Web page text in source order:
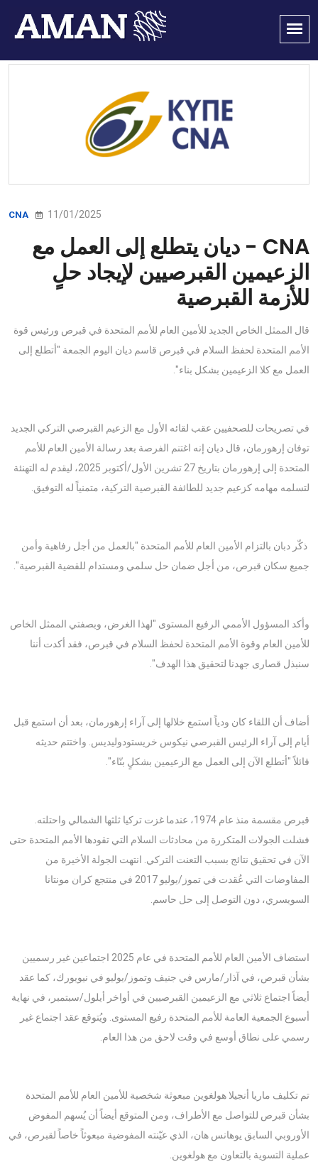
CNA 11/01/2025
CNA - ديان يتطلع إلى العمل مع
الزعيمين القبرصيين لإيجاد حلٍ
للأزمة القبرصية
قال الممثل الخاص الجديد للأمين العام للأمم المتحدة في قبرص ورئيس قوة
الأمم المتحدة لحفظ السلام في قبرص قاسم ديان اليوم الجمعة "أتطلع إلى
العمل مع كلا الزعيمين بشكل بناء".
في تصريحات للصحفيين عقب لقائه الأول مع الزعيم القبرصي التركي الجديد
توفان إرهورمان، قال ديان إنه اغتنم الفرصة بعد رسالة الأمين العام للأمم
المتحدة إلى إرهورمان بتاريخ 27 تشرين الأول/أكتوبر 2025، ليقدم له التهنئة
لتسلمه مهامه كزعيم جديد للطائفة القبرصية التركية، متمنياً له التوفيق.
ذكّر دبان بالتزام الأمين العام للأمم المتحدة "بالعمل من أجل رفاهية وأمن
جميع سكان قبرص، من أجل ضمان حل سلمي ومستدام للقضية القبرصية".
وأكد المسؤول الأممي الرفيع المستوى "لهذا الغرض، وبصفتي الممثل الخاص
للأمين العام وقوة الأمم المتحدة لحفظ السلام في قبرص، فقد أكدت أننا
سنبذل قصارى جهدنا لتحقيق هذا الهدف".
أضاف أن اللقاء كان ودياً استمع خلالها إلى آراء إرهورمان، بعد أن استمع قبل
أيام إلى آراء الرئيس القبرصي نيكوس خريستودوليديس. واختتم حديثه
قائلاً "أتطلع الآن إلى العمل مع الزعيمين بشكلٍ بنّاء".
قبرص مقسمة منذ عام 1974، عندما غزت تركيا ثلثها الشمالي واحتلته.
فشلت الجولات المتكررة من محادثات السلام التي تقودها الأمم المتحدة حتى
الآن في تحقيق نتائج بسبب التعنت التركي. انتهت الجولة الأخيرة من
المفاوضات التي عُقدت في تموز/يوليو 2017 في منتجع كران مونتانا
السويسري، دون التوصل إلى حل حاسم.
استضاف الأمين العام للأمم المتحدة في عام 2025 اجتماعين غير رسميين
بشأن قبرص، في آذار/مارس في جنيف وتموز/يوليو في نيويورك، كما عقد
أيضاً اجتماع ثلاثي مع الزعيمين القبرصيين في أواخر أيلول/سبتمبر، في نهاية
أسبوع الجمعية العامة للأمم المتحدة رفيع المستوى. ويُتوقع عقد اجتماع غير
رسمي على نطاق أوسع في وقت لاحق من هذا العام.
تم تكليف ماريا أنجيلا هولغوين مبعوثة شخصية للأمين العام للأمم المتحدة
بشأن قبرص للتواصل مع الأطراف، ومن المتوقع أيضاً أن يُسهم المفوض
الأوروبي السابق يوهانس هان، الذي عيّنته المفوضية مبعوثاً خاصاً لقبرص، في
عملية التسوية بالتعاون مع هولغوين.